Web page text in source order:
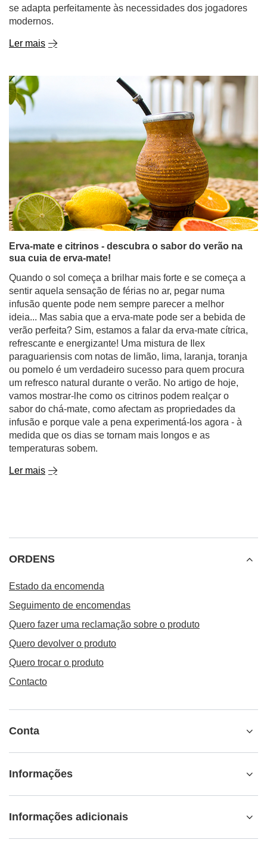
se adapta perfeitamente às necessidades dos jogadores
modernos.
Ler mais
Erva-mate e citrinos - descubra o sabor do verão na
sua cuia de erva-mate!
Quando o sol começa a brilhar mais forte e se começa a
sentir aquela sensação de férias no ar, pegar numa
infusão quente pode nem sempre parecer a melhor
ideia... Mas sabia que a erva-mate pode ser a bebida de
verão perfeita? Sim, estamos a falar da erva-mate cítrica,
refrescante e energizante! Uma mistura de Ilex
paraguariensis com notas de limão, lima, laranja, toranja
ou pomelo é um verdadeiro sucesso para quem procura
um refresco natural durante o verão. No artigo de hoje,
vamos mostrar-lhe como os citrinos podem realçar o
sabor do chá-mate, como afectam as propriedades da
infusão e porque vale a pena experimentá-los agora - à
medida que os dias se tornam mais longos e as
temperaturas sobem.
Ler mais
ORDENS
Estado da encomenda
Seguimento de encomendas
Quero fazer uma reclamação sobre o produto
Quero devolver o produto
Quero trocar o produto
Contacto
Conta
Informações
Informações adicionais